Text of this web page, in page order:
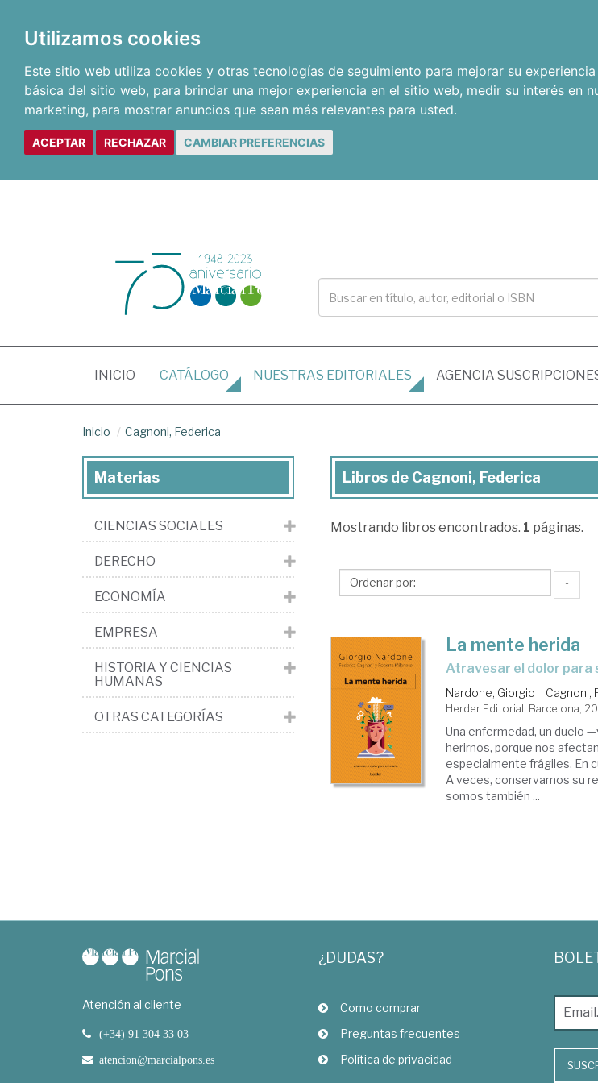
Utilizamos cookies
Este sitio web utiliza cookies y otras tecnologías de seguimiento para mejorar su
básica del sitio web, para brindar una mejor experiencia en el sitio web, medir su interés en
marketing, para mostrar anuncios que sean más relevantes para usted.
ACEPTAR RECHAZAR CAMBIAR PREFERENCIAS
INICIO (CURRENT)
CATÁLOGO NUESTRAS EDITORIALES AGENCIA
Inicio Cagnoni, Federica
Libros
Cagnoni,
Libros de Cagnoni, Federica
Mostrando libros encontrados. 1 páginas.
↑
La mente herida
atravesar el dolor para
Nardone, Giorgio Cagnoni,
Herder Editorial. Barcelona,
Una enfermedad, un duelo
herirnos, porque nos
especialmente frágiles. En
A veces, conservamos su
somos también ...
Materias
CIENCIAS SOCIALES
DERECHO
ECONOMÍA
EMPRESA
HISTORIA Y CIENCIAS
HUMANAS
OTRAS CATEGORÍAS
Atención al cliente
(+34) 91 304 33 03
atencion@marcialpons.es
¿DUDAS?
Como comprar
Preguntas frecuentes
Política de privacidad